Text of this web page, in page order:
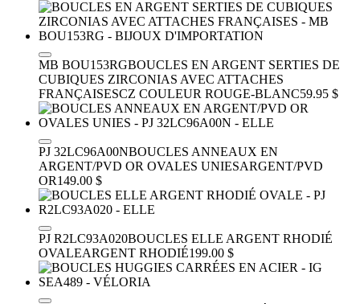
MB BOU153RGBOUCLES EN ARGENT SERTIES DE
CUBIQUES ZIRCONIAS AVEC ATTACHES
FRANÇAISESCZ COULEUR ROUGE-BLANC59.95 $
PJ 32LC96A00NBOUCLES ANNEAUX EN
ARGENT/PVD OR OVALES UNIESARGENT/PVD
OR149.00 $
PJ R2LC93A020BOUCLES ELLE ARGENT RHODIÉ
OVALEARGENT RHODIÉ199.00 $